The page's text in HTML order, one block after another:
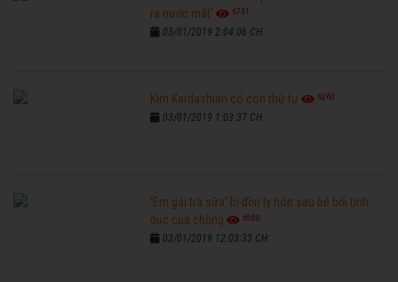
ra nước mắt'
6761
03/01/2019 2:04:06 CH
Kim Kardashian có con thứ tư 6260
03/01/2019 1:03:37 CH
'Em gái trà sữa' bị đồn ly hôn sau bê bối tình
dục của chồng
6580
03/01/2019 12:03:33 CH